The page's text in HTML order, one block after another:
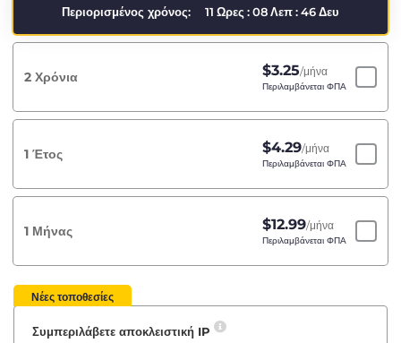
Περιορισμένος χρόνος: 11 Ωρες :08Λεπ:45Δευ
2 Χρόνια $3.25/μήνα
Περιλαμβάνεται ΦΠΑ
1 Έτος $4.29/μήνα
Περιλαμβάνεται ΦΠΑ
1 Μήνας $12.99/μήνα
Περιλαμβάνεται ΦΠΑ
Νέες τοποθεσίες
Συμπεριλάβετε αποκλειστική IP